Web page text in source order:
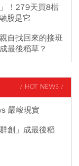
！279天買8檔
股是它
自找回來的接班
最後稻草？
/ HOT NEWS /
嚴峻現實
創」成最後稻